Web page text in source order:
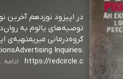
در اپیزود نوزدهم آخرین
توصیه‌های یالوم به
Inquiries:
https://redcircle.c
ادامه...